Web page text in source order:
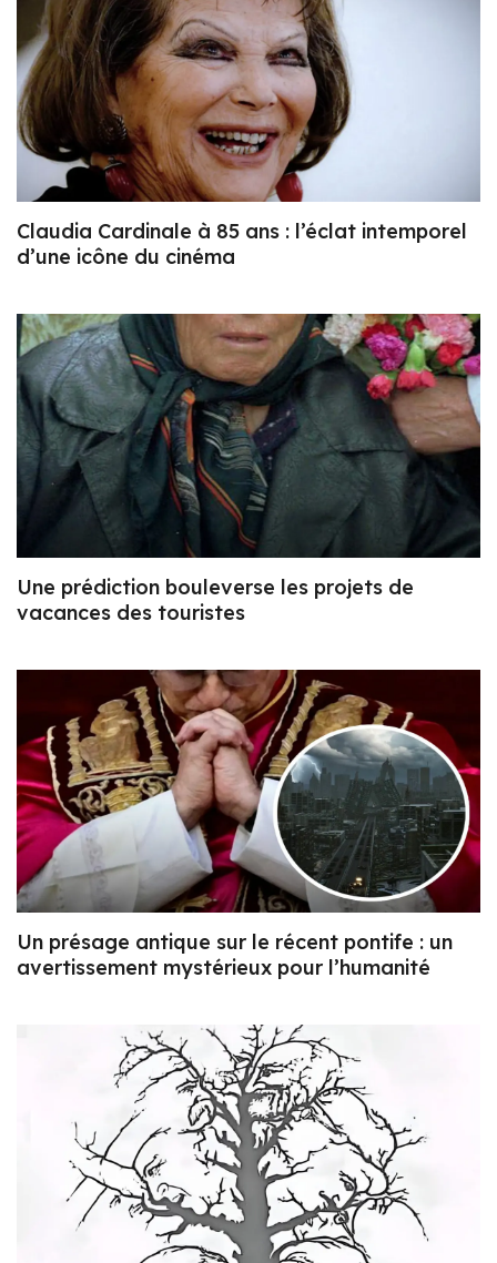
Claudia Cardinale à 85 ans : l’éclat intemporel
d’une icône du cinéma
Une prédiction bouleverse les projets de
vacances des touristes
Un présage antique sur le récent pontife : un
avertissement mystérieux pour l’humanité